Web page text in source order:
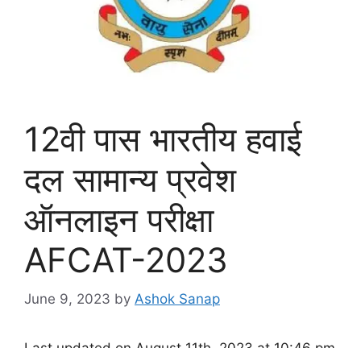
12वी पास भारतीय हवाई
दल सामान्य प्रवेश
ऑनलाइन परीक्षा
AFCAT-2023
June 9, 2023 by Ashok Sanap